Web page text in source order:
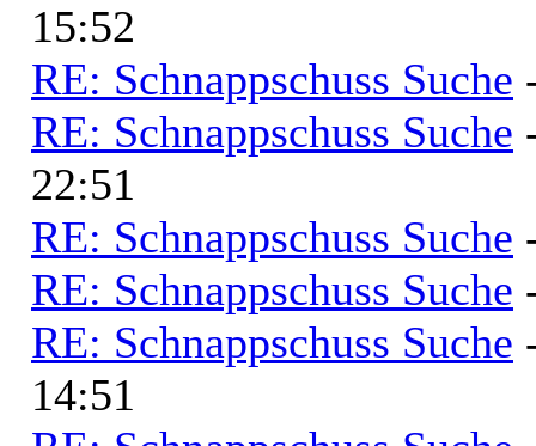
15:52
RE: Schnappschuss Suche
RE: Schnappschuss Suche
22:51
RE: Schnappschuss Suche
RE: Schnappschuss Suche
RE: Schnappschuss Suche
14:51